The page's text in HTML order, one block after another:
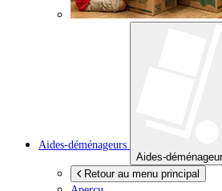
Aides-déménageurs
Aides-
Retour au menu principal